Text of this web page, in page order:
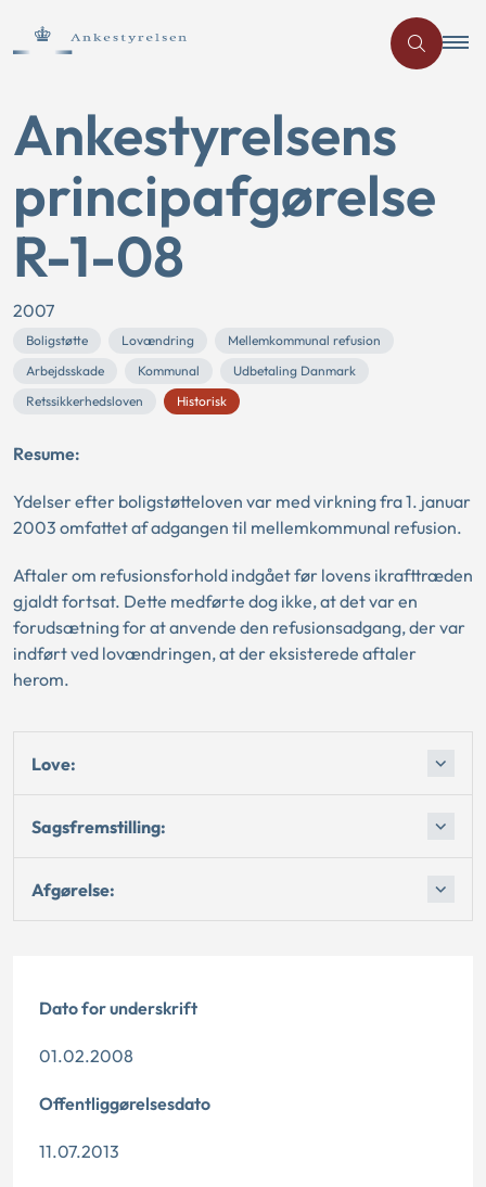
Ankestyrelsens
principafgørelse
R-1-08
2007
Boligstøtte Lovændring
Mellemkommunal refusion
Arbejdsskade
Kommunal
Udbetaling Danmark
Retssikkerhedsloven
Historisk
Resume:
Ydelser efter boligstøtteloven var med virkning fra 1. januar
2003 omfattet af adgangen til mellemkommunal refusion.
Aftaler om refusionsforhold indgået før lovens ikrafttræden
gjaldt fortsat. Dette medførte dog ikke, at det var en
forudsætning for at anvende den refusionsadgang, der var
indført ved lovændringen, at der eksisterede aftaler
herom.
Love:
Sagsfremstilling:
Afgørelse:
Dato for underskrift
01.02.2008
Offentliggørelsesdato
11.07.2013